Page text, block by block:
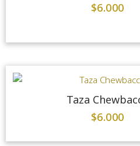
$6.000
Taza
$6.000